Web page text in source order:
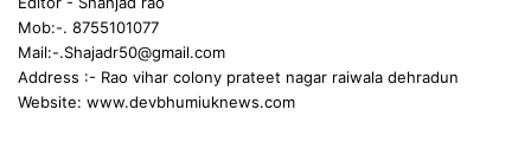
Mob:-. 8755101077
Mail:-.Shajadr50@gmail.com
Address :- Rao vihar colony prateet nagar raiwala dehradun
Website: www.devbhumiuknews.com